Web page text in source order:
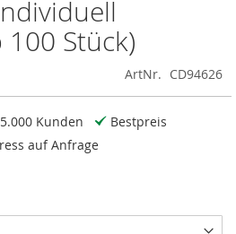
Stück)
ArtNr. CD94626
Kunden
Bestpreis
auf Anfrage